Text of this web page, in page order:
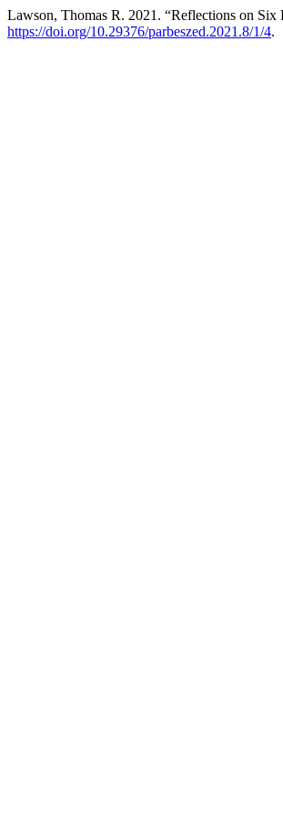
Lawson, Thomas R. 2021. “Reflections on Six
https://doi.org/10.29376/parbeszed.2021.8/1/4.